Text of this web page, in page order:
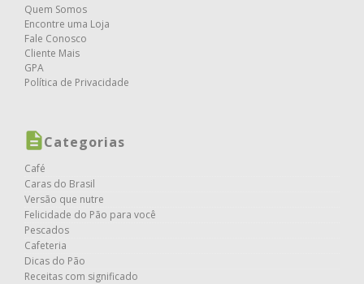
Quem Somos
Encontre uma Loja
Fale Conosco
Cliente Mais
GPA
Política de Privacidade
Categorias
Café
Caras do Brasil
Versão que nutre
Felicidade do Pão para você
Pescados
Cafeteria
Dicas do Pão
Receitas com significado